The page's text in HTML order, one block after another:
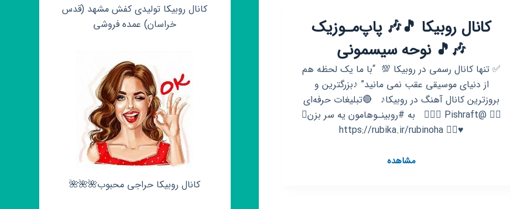
سیسمونی
کانال روبیکا 🎵🎶 پاپ‌مـوزیک
🎶🎵 نوحه سیسمونی
✅ تنها کانال رسمی در روبیکا 💯 ‌ “با ما یک لحظه هم
از دنیای موسیقی عقب نمی مانید” ♪بزرگترین و
بروزترین کانال آهنگ در روبیکا♪ ‌ ‌ 🔴تبلیغات حرفه‌ای
👈🏿 @Pishraft 🧗🏻‍♂ ‌ ‌ به #روبینـوهامون یه سر بزن😍
♥️👇🏿 https://rubika.ir/rubinoha
مشاهدهکانال
کانال روبیکا تولیدی کفش مشهد (قدس
خراسان) عمده فروشی
کانال روبیکا حراجی محبوب🌺🌺🌺